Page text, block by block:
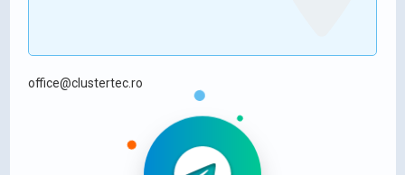
office@clustertec.ro